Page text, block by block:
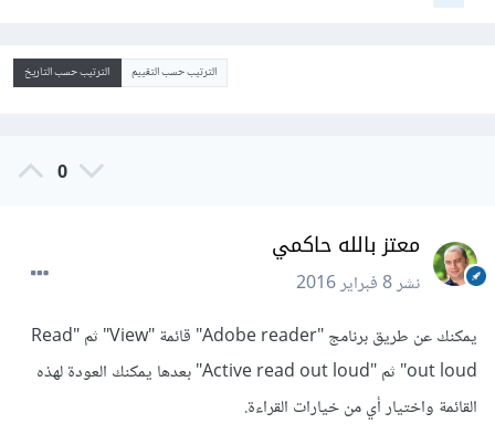
الترتيب حسب التقييم الترتيب حسب التاريخ
0
معتز بالله حاكمي
نشر8 فبراير 2016
يمكنك عن طريق برنامج "Adobe reader" قائمة "View" ثم "Read
out loud" ثم "Active read out loud" بعدها يمكنك العودة لهذه
القائمة واختيار أي من خيارات القراءة.